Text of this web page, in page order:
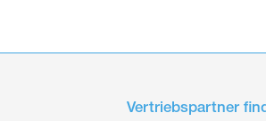
Vertriebspartner